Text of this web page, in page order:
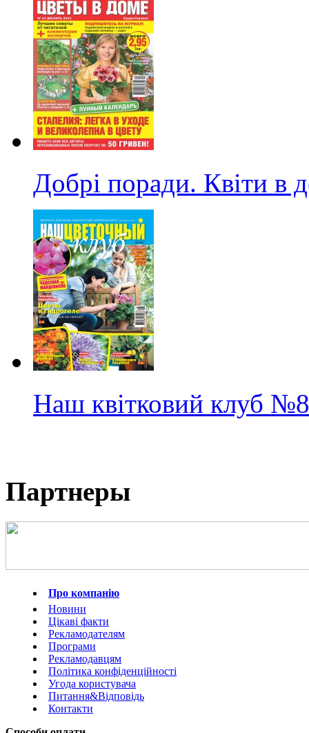
Добрі поради. Квіти в
Наш квітковий клуб №8
Партнеры
Про компанію
Новини
Цікаві факти
Рекламодателям
Програми
Рекламодавцям
Політика конфіденційності
Угода користувача
Питання&Відповідь
Контакти